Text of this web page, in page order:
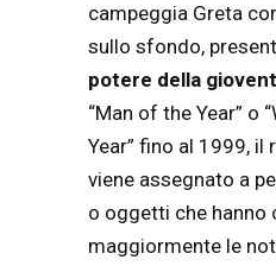
campeggia Greta
sullo sfondo,
potere della
“Man of the Year” o
Year” fino al 1999,
viene assegnato a
o oggetti che hanno
maggiormente le